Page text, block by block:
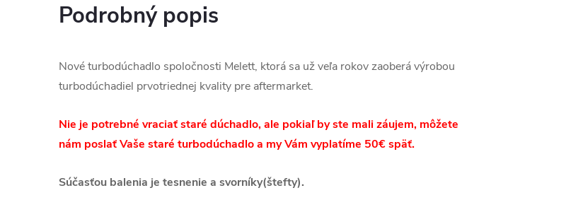
Podrobný popis
Nové turbodúchadlo spoločnosti Melett, ktorá sa už veľa rokov zaoberá výrobou
turbodúchadiel prvotriednej kvality pre aftermarket.
Nie je potrebné vraciať staré dúchadlo, ale pokiaľ by ste mali záujem, môžete
nám poslať Vaše staré turbodúchadlo a my Vám vyplatíme 50€ späť.
Súčasťou balenia je tesnenie a svorníky(štefty).